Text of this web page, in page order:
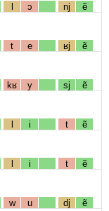
l ɔ nj ẽ
t e ʁj ẽ
kʁ y sj ẽ
l i t ẽ
l i t ẽ
w u dj ẽ